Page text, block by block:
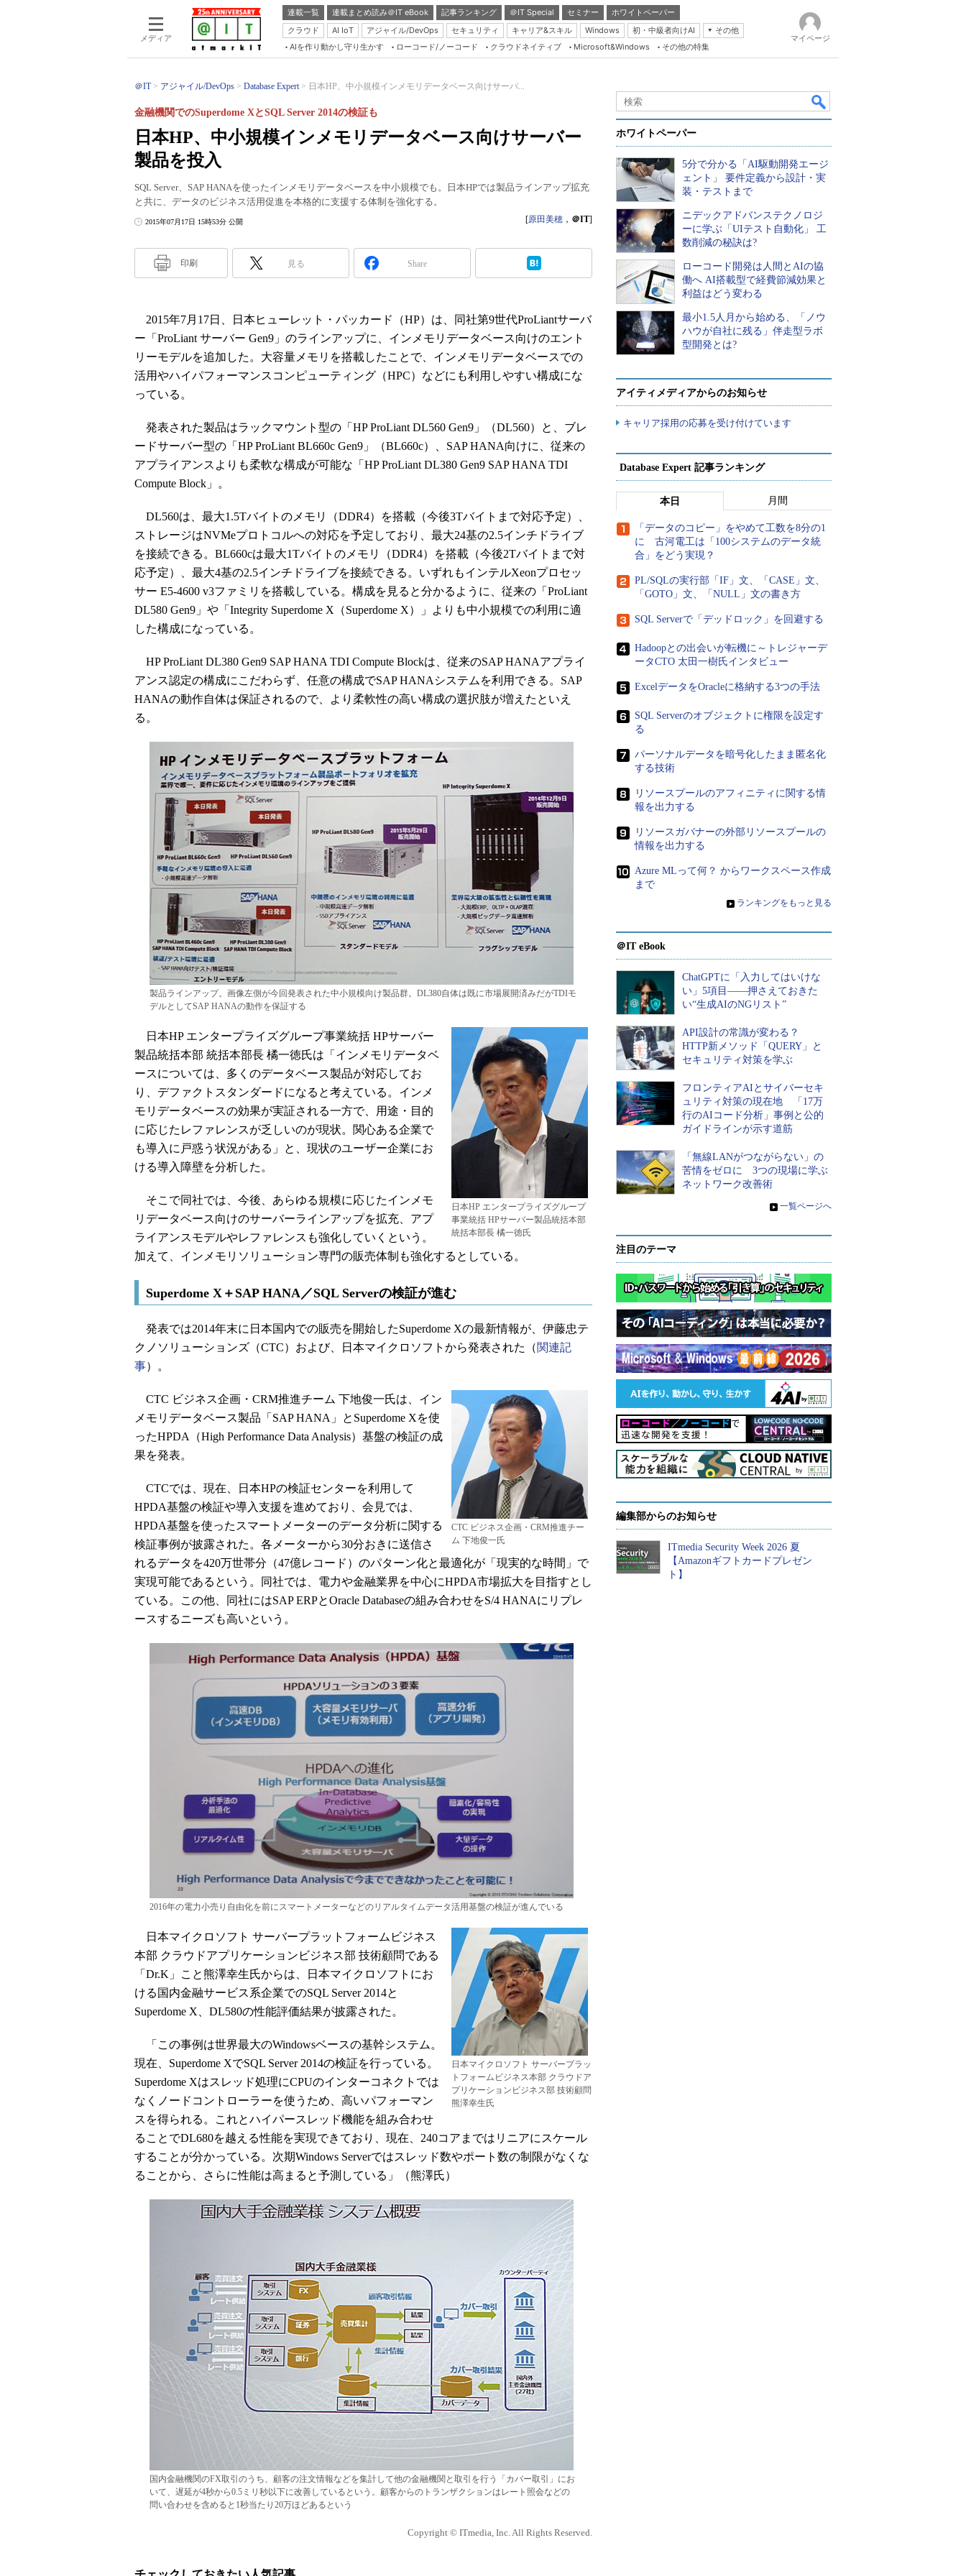
メディア
連載一覧 連載まとめ読み＠IT eBook 記事ランキング ＠IT Special セミナー
ホワイトペーパー
クラウド
AI IoT アジャイル/DevOps セキュリティ キャリア&スキル Windows 初・中級者向けAI
その他
Server & Storage
Database Expert
Linux ＆ OSS
Master of IP Network
Security & Trust
AIを作り動かし守り生かす ローコード/ノーコード クラウドネイティブ Microsoft&Windows その他の特集
マイページ
＠IT アジャイル/DevOps Database Expert 日本HP、中小規模インメモリデータベース向けサーバ...
日本HP、中小規模インメモリデータベース向けサーバー
製品を投入
金融機関でのSuperdome XとSQL Server 2014の検証も
SQL Server、SAP HANAを使ったインメモリデータベースを中小規模でも。日本HPでは製品ラインアップ拡充
と共に、データのビジネス活用促進を本格的に支援する体制を強化する。
2015年07月17日 15時53分 公開 [原田美穂 ， ＠IT]
印刷 見る Share
2015年7月17日、日本ヒューレット・パッカード（HP）は、同社第9世代ProLiantサーバ
ー「ProLiant サーバー Gen9」のラインアップに、インメモリデータベース向けのエント
リーモデルを追加した。大容量メモリを搭載したことで、インメモリデータベースでの
活用やハイパフォーマンスコンピューティング（HPC）などにも利用しやすい構成にな
っている。
発表された製品はラックマウント型の「HP ProLiant DL560 Gen9」（DL560）と、ブレ
ードサーバー型の「HP ProLiant BL660c Gen9」（BL660c）、SAP HANA向けに、従来の
アプライアンスよりも柔軟な構成が可能な「HP ProLiant DL380 Gen9 SAP HANA TDI
Compute Block」。
DL560は、最大1.5Tバイトのメモリ（DDR4）を搭載（今後3Tバイトまで対応予定）、
ストレージはNVMeプロトコルへの対応を予定しており、最大24基の2.5インチドライブ
を接続できる。BL660cは最大1Tバイトのメモリ（DDR4）を搭載（今後2Tバイトまで対
応予定）、最大4基の2.5インチドライブを接続できる。いずれもインテルXeonプロセッ
サー E5-4600 v3ファミリを搭載している。構成を見ると分かるように、従来の「ProLiant
DL580 Gen9」や「Integrity Superdome X（Superdome X）」よりも中小規模での利用に適
した構成になっている。
HP ProLiant DL380 Gen9 SAP HANA TDI Compute Blockは、従来のSAP HANAアプライ
アンス認定の構成にこだわらず、任意の構成でSAP HANAシステムを利用できる。SAP
HANAの動作自体は保証されるので、より柔軟性の高い構成の選択肢が増えたといえ
る。
製品ラインアップ。画像左側が今回発表された中小規模向け製品群。DL380自体は既に市場展開済みだがTDIモ
デルとしてSAP HANAの動作を保証する
日本HP エンタープライズグループ
事業統括 HPサーバー製品統括本部
統括本部長 橘一徳氏
日本HP エンタープライズグループ事業統括 HPサーバー
製品統括本部 統括本部長 橘一徳氏は「インメモリデータベ
ースについては、多くのデータベース製品が対応してお
り、デファクトスタンダードになると考えている。インメ
モリデータベースの効果が実証される一方で、用途・目的
に応じたレファレンスが乏しいのが現状。関心ある企業で
も導入に戸惑う状況がある」と、現状のユーザー企業にお
ける導入障壁を分析した。
そこで同社では、今後、あらゆる規模に応じたインメモ
リデータベース向けのサーバーラインアップを拡充、アプ
ライアンスモデルやレファレンスも強化していくという。
加えて、インメモリソリューション専門の販売体制も強化するとしている。
Superdome X＋SAP HANA／SQL Serverの検証が進む
発表では2014年末に日本国内での販売を開始したSuperdome Xの最新情報が、伊藤忠テ
クノソリューションズ（CTC）および、日本マイクロソフトから発表された（関連記
事）。
CTC ビジネス企画・CRM推進チー
ム 下地俊一氏
CTC ビジネス企画・CRM推進チーム 下地俊一氏は、イン
メモリデータベース製品「SAP HANA」とSuperdome Xを使
ったHPDA（High Performance Data Analysis）基盤の検証の成
果を発表。
CTCでは、現在、日本HPの検証センターを利用して
HPDA基盤の検証や導入支援を進めており、会見では、
HPDA基盤を使ったスマートメーターのデータ分析に関する
検証事例が披露された。各メーターから30分おきに送信さ
れるデータを420万世帯分（47億レコード）のパターン化と最適化が「現実的な時間」で
実現可能であるという。同社では、電力や金融業界を中心にHPDA市場拡大を目指すとし
ている。この他、同社にはSAP ERPとOracle Databaseの組み合わせをS/4 HANAにリプレ
ースするニーズも高いという。
2016年の電力小売り自由化を前にスマートメーターなどのリアルタイムデータ活用基盤の検証が進んでいる
日本マイクロソフト サーバープラッ
トフォームビジネス本部 クラウドア
プリケーションビジネス部 技術顧問
熊澤幸生氏
日本マイクロソフト サーバープラットフォームビジネス
本部 クラウドアプリケーションビジネス部 技術顧問である
「Dr.K」こと熊澤幸生氏からは、日本マイクロソフトにお
ける国内金融サービス系企業でのSQL Server 2014と
Superdome X、DL580の性能評価結果が披露された。
「この事例は世界最大のWindowsベースの基幹システム。
現在、Superdome XでSQL Server 2014の検証を行っている。
Superdome Xはスレッド処理にCPUのインターコネクトでは
なくノードコントローラーを使うため、高いパフォーマン
スを得られる。これとハイパースレッド機能を組み合わせ
ることでDL680を越える性能を実現できており、現在、240コアまではリニアにスケール
することが分かっている。次期Windows Serverではスレッド数やポート数の制限がなくな
ることから、さらに性能は高まると予測している」（熊澤氏）
国内金融機関のFX取引のうち、顧客の注文情報などを集計して他の金融機関と取引を行う「カバー取引」にお
いて、遅延が4秒から0.5ミリ秒以下に改善しているという。顧客からのトランザクションはレート照会などの
問い合わせを含めると1秒当たり20万ほどあるという
Copyright © ITmedia, Inc. All Rights Reserved.
ホワイトペーパー
5分で分かる「AI駆動開発エージ
ェント」 要件定義から設計・実
装・テストまで
ニデックアドバンステクノロジ
ーに学ぶ「UIテスト自動化」 工
数削減の秘訣は?
ローコード開発は人間とAIの協
働へ AI搭載型で経費節減効果と
利益はどう変わる
最小1.5人月から始める、「ノウ
ハウが自社に残る」伴走型ラボ
型開発とは?
アイティメディアからのお知らせ
キャリア採用の応募を受け付けています
Database Expert 記事ランキング
本日 月間
「データのコピー」をやめて工数を8分の1
に 古河電工は「100システムのデータ統
合」をどう実現？
PL/SQLの実行部「IF」文、「CASE」文、
「GOTO」文、「NULL」文の書き方
SQL Serverで「デッドロック」を回避する
Hadoopとの出会いが転機に～トレジャーデ
ータCTO 太田一樹氏インタビュー
ExcelデータをOracleに格納する3つの手法
SQL Serverのオブジェクトに権限を設定す
る
パーソナルデータを暗号化したまま匿名化
する技術
リソースプールのアフィニティに関する情
報を出力する
リソースガバナーの外部リソースプールの
情報を出力する
Azure MLって何？ からワークスペース作成
まで
» ランキングをもっと見る
＠IT eBook
ChatGPTに「入力してはいけな
い」5項目――押さえておきた
い“生成AIのNGリスト”
API設計の常識が変わる？
HTTP新メソッド「QUERY」と
セキュリティ対策を学ぶ
フロンティアAIとサイバーセキ
ュリティ対策の現在地 「17万
行のAIコード分析」事例と公的
ガイドラインが示す道筋
「無線LANがつながらない」の
苦情をゼロに 3つの現場に学ぶ
ネットワーク改善術
» 一覧ページへ
注目のテーマ
編集部からのお知らせ
ITmedia Security Week 2026 夏
【Amazonギフトカードプレゼン
ト】